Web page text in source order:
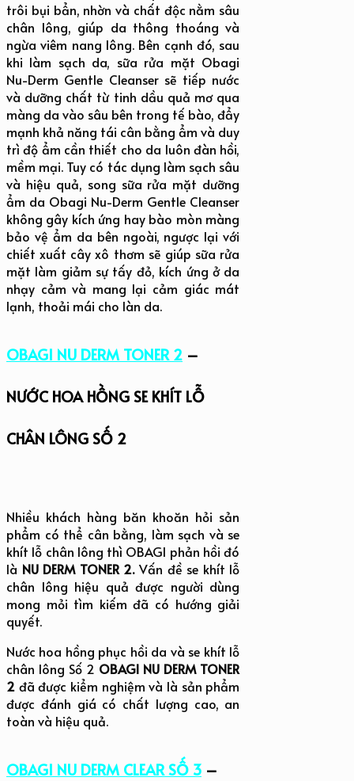
trôi bụi bẩn, nhờn và chất độc nằm sâu
chân lông, giúp da thông thoáng và
ngừa viêm nang lông. Bên cạnh đó, sau
khi làm sạch da, sữa rửa mặt Obagi
Nu-Derm Gentle Cleanser sẽ tiếp nước
và dưỡng chất từ tinh dầu quả mơ qua
màng da vào sâu bên trong tế bào, đẩy
mạnh khả năng tái cân bằng ẩm và duy
trì độ ẩm cần thiết cho da luôn đàn hồi,
mềm mại. Tuy có tác dụng làm sạch sâu
và hiệu quả, song sữa rửa mặt dưỡng
ẩm da Obagi Nu-Derm Gentle Cleanser
không gây kích ứng hay bào mòn màng
bảo vệ ẩm da bên ngoài, ngược lại với
chiết xuất cây xô thơm sẽ giúp sữa rửa
mặt làm giảm sự tấy đỏ, kích ứng ở da
nhạy cảm và mang lại cảm giác mát
lạnh, thoải mái cho làn da.
OBAGI NU DERM TONER 2 –
NƯỚC HOA HỒNG SE KHÍT LỖ
CHÂN LÔNG SỐ 2
Nhiều khách hàng băn khoăn hỏi sản
phẩm có thể cân bằng, làm sạch và se
khít lỗ chân lông thì OBAGI phản hồi đó
là NU DERM TONER 2.Vấn đề se khít lỗ
chân lông hiệu quả được người dùng
mong mỏi tìm kiếm đã có hướng giải
quyết.
Nước hoa hồng phục hồi da và se khít lỗ
chân lông Số 2 OBAGI NU DERM TONER
2 đã được kiểm nghiệm và là sản phẩm
được đánh giá có chất lượng cao, an
toàn và hiệu quả.
OBAGI NU DERM CLEAR SỐ 3 –